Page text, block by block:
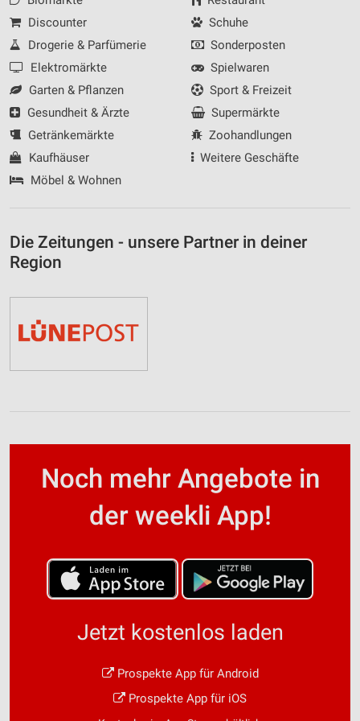
Discounter
Drogerie & Parfümerie
Elektromärkte
Garten & Pflanzen
Gesundheit & Ärzte
Getränkemärkte
Kaufhäuser
Möbel & Wohnen
Schuhe
Sonderposten
Spielwaren
Sport & Freizeit
Supermärkte
Zoohandlungen
Weitere Geschäfte
Die Zeitungen - unsere Partner in deiner
Region
Noch mehr Angebote in
der weekli App!
Jetzt kostenlos laden
Prospekte App für Android
Prospekte App für iOS